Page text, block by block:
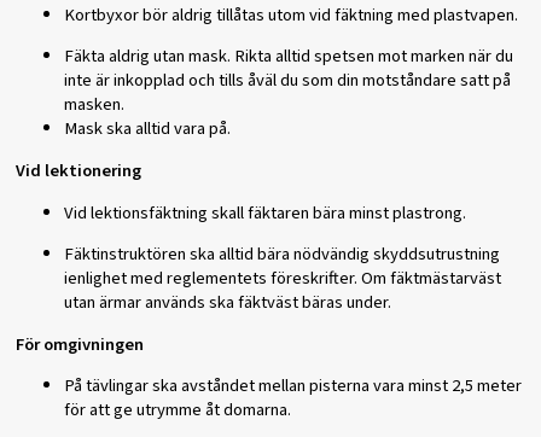
Kortbyxor bör aldrig tillåtas utom vid fäktning med plastvapen.
Fäkta aldrig utan mask. Rikta alltid spetsen mot marken när du
inte är inkopplad och tills åväl du som din motståndare satt på
masken.
Mask ska alltid vara på.
Vid lektionering
Vid lektionsfäktning skall fäktaren bära minst plastrong.
Fäktinstruktören ska alltid bära nödvändig skyddsutrustning
ienlighet med reglementets föreskrifter. Om fäktmästarväst
utan ärmar används ska fäktväst bäras under.
För omgivningen
På tävlingar ska avståndet mellan pisterna vara minst 2,5 meter
för att ge utrymme åt domarna.